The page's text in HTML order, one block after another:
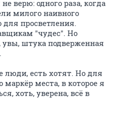
верю: одного раза, когда
милого наивного
для просветления.
"чудес". Но
увы, штука подверженная
люди, есть хотят. Но для
места, в которое я
хоть, уверена, всё в